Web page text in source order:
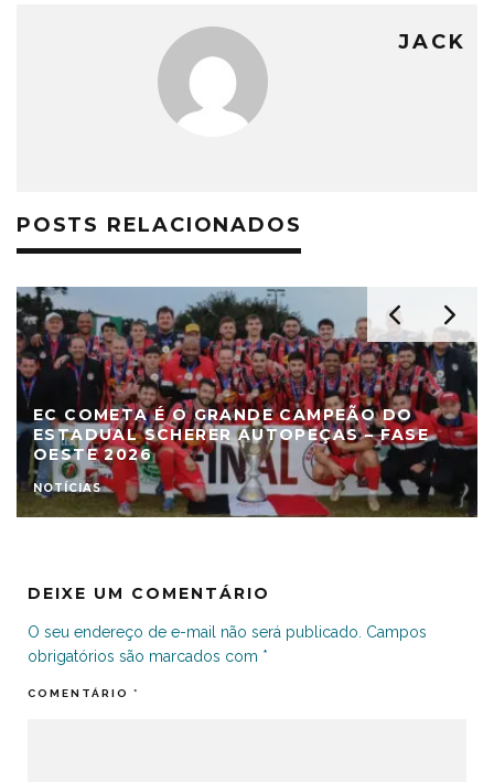
JACK
POSTS RELACIONADOS
EC COMETA É O GRANDE CAMPEÃO DO
ESTADUAL SCHERER AUTOPEÇAS – FASE
OESTE 2026
NOTÍCIAS
DEIXE UM COMENTÁRIO
O seu endereço de e-mail não será publicado. Campos
obrigatórios são marcados com *
COMENTÁRIO *